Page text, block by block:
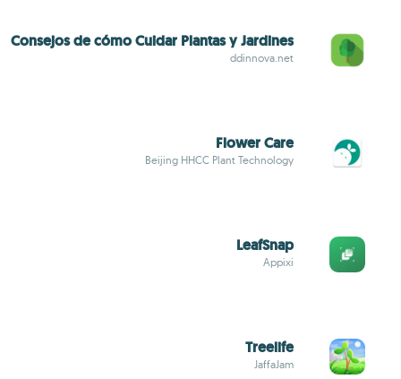
Consejos de cómo Cuidar Plantas y Jardines
ddinnova.net
Flower Care
Beijing HHCC Plant Technology
LeafSnap
Appixi
Treelife
JaffaJam